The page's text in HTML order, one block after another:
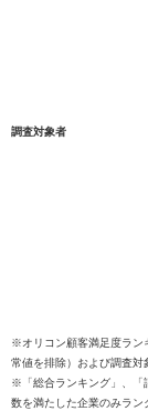
調査対象者
※オリコン顧客満足度ラン
常値を排除）および調査対
※「総合ランキング」、「
数を満たした企業のみラ